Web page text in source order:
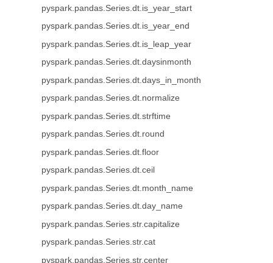
pyspark.pandas.Series.dt.is_year_start
pyspark.pandas.Series.dt.is_year_end
pyspark.pandas.Series.dt.is_leap_year
pyspark.pandas.Series.dt.daysinmonth
pyspark.pandas.Series.dt.days_in_month
pyspark.pandas.Series.dt.normalize
pyspark.pandas.Series.dt.strftime
pyspark.pandas.Series.dt.round
pyspark.pandas.Series.dt.floor
pyspark.pandas.Series.dt.ceil
pyspark.pandas.Series.dt.month_name
pyspark.pandas.Series.dt.day_name
pyspark.pandas.Series.str.capitalize
pyspark.pandas.Series.str.cat
pyspark.pandas.Series.str.center